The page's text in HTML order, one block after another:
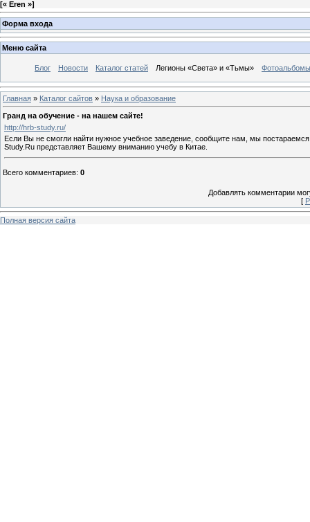
[« Eren »]
Форма входа
Меню сайта
Блог Новости Каталог статей Легионы «Света» и «Тьмы» Фотоальбомы
Главная » Каталог сайтов » Наука и образование
Гранд на обучение - на нашем сайте!
http://hrb-study.ru/
Если Вы не смогли найти нужное учебное заведение, сообщите нам, мы
Study.Ru представляет Вашему вниманию учебу в Китае.
Всего комментариев: 0
Добавлять комментарии
[
Полная версия сайта